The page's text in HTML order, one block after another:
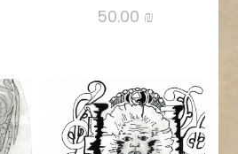
50.00 ₪